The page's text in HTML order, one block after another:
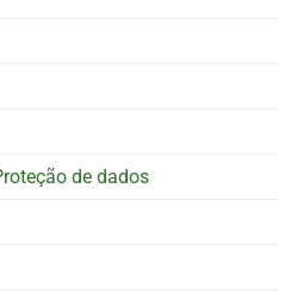
de dados